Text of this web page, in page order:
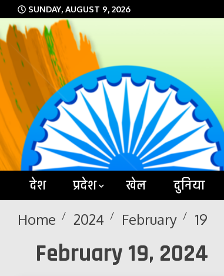
Skip
to
content
SUNDAY, AUGUST 9, 2026
देश प्रदेश खेल दुनिया
Home 2024 February 19
February 19, 2024